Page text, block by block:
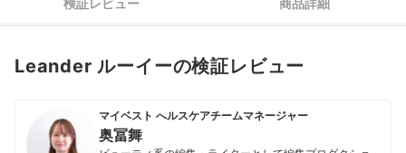
Leander ルーイーの検証レビュー
マイベスト へルスケアチームマネージャー
奥冨舞